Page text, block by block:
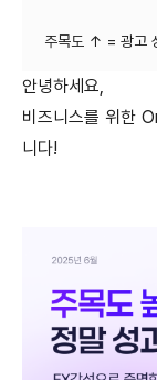
안녕하세요,
비즈니스를 위한
니다!